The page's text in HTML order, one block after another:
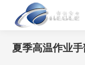
夏季高温作业